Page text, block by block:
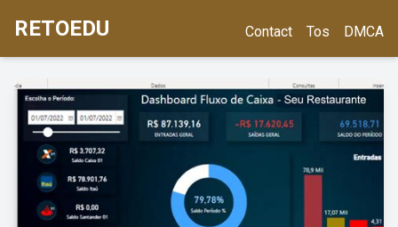
RETOEDU Contact Tos DMCA